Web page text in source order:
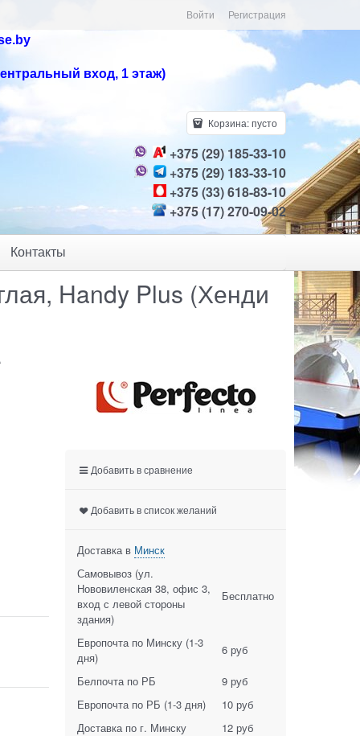
Войти
Регистрация
вход, 1 этаж)
Корзина:пусто
+375 (29) 185-33-10
+375 (29) 183-33-10
+375 (33) 618-83-10
+375 (17) 270-09-02
Контакты
Handy Plus (Хенди
Добавить в сравнение
Добавить в список желаний
Доставка в Минск
Самовывоз (ул.
Нововиленская 38, офис 3,
вход с левой стороны
здания)
Бесплатно
Европочта по Минску (1-3
дня)
6 руб
Белпочта по РБ
9 руб
Европочта по РБ (1-3 дня)
10 руб
Доставка по г. Минску
12 руб